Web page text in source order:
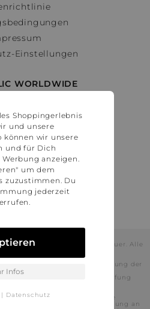
Einstellungen
WORLDWIDE
Österreich
Schweiz
France
States
gesetzlichen Mehrwertsteuer. Alle
Rabatte, die durch die Nutzung der
Partner voraussichtlich
führt keine vollständige Prüfung
kann daher in Einzelfällen
abweichend von unserem
Shop nicht oder nur teilweise
hinaus kann deren Verwendung an
Shoppingerlebnis
und unsere
können wir unsere
und für Dich
anzeigen.
um dem
zuzustimmen. Du
jederzeit
Infos
| Datenschutz